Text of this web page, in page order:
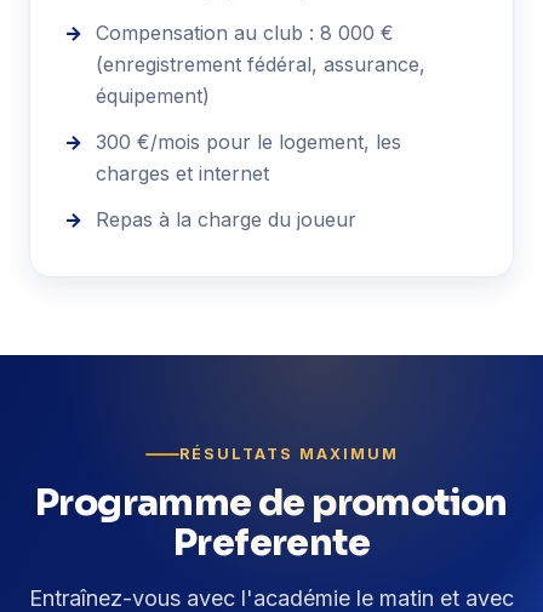
→ Compensation au club : 8 000 €
(enregistrement fédéral, assurance,
équipement)
→ 300 €/mois pour le logement, les
charges et internet
→
Repas à la charge du joueur
RÉSULTATS MAXIMUM
Programme de promotion
Preferente
Entraînez-vous avec l'académie le matin et avec